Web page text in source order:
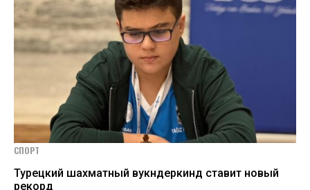
СПОРТ
Турецкий шахматный вукндеркинд ставит новый
рекорд